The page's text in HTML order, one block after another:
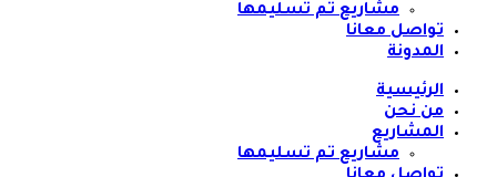
مشاريع تم تسليمها
تواصل معانا
المدونة
الرئيسية
من نحن
المشاريع
مشاريع تم تسليمها